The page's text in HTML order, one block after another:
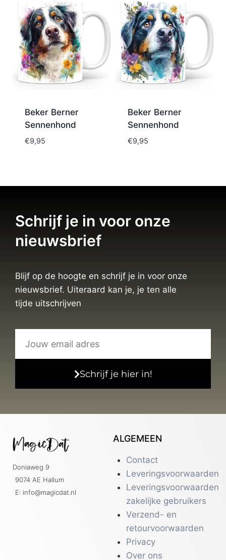
Beker Berner
Sennenhond
€9,95
Beker Berner
Sennenhond
€9,95
Schrijf je in voor onze
nieuwsbrief
Blijf op de hoogte en schrijf je in voor onze
nieuwsbrief. Uiteraard kan je, je ten alle
tijde uitschrijven
Schrijf je hier in!
Doniaweg 9
9074 AE Hallum
E: info@magicdat.nl
ALGEMEEN
Contact
Leveringsvoorwaarden
Leveringsvoorwaarden
zakelijke gebruikers
Verzend- en
retourvoorwaarden
Privacy
Over ons